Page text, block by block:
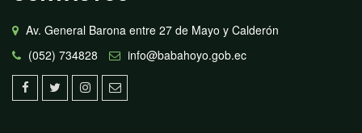
Av. General Barona entre 27 de Mayo y Calderón
(052) 734828
info@babahoyo.gob.ec